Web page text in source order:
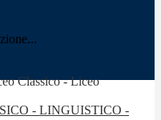
- LINGUISTICO -